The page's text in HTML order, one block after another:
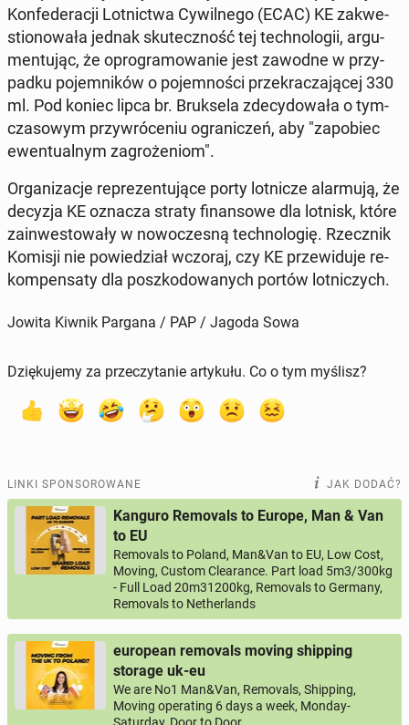
Kon­fe­de­ra­cji Lot­nic­twa Cy­wil­ne­go (ECAC) KE za­kwe­
stio­no­wa­ła jednak sku­tecz­ność tej tech­no­lo­gii, ar­gu­
men­tu­jąc, że opro­gra­mo­wa­nie jest zawodne w przy­
pad­ku po­jem­ni­ków o po­jem­no­ści prze­kra­cza­ją­cej 330
ml. Pod koniec lipca br. Bruk­se­la zde­cy­do­wa­ła o tym­
cza­so­wym przy­wró­ce­niu ogra­ni­czeń, aby "za­po­biec
ewen­tu­al­nym za­gro­że­niom".
Or­ga­ni­za­cje re­pre­zen­tu­ją­ce porty lot­ni­cze alar­mu­ją, że
decyzja KE oznacza straty fi­nan­so­we dla lotnisk, które
za­in­we­sto­wa­ły w no­wo­cze­sną tech­no­lo­gię. Rzecz­nik
Komisji nie po­wie­dział wczoraj, czy KE prze­wi­du­je re­
kom­pen­sa­ty dla po­szko­do­wa­nych portów lot­ni­czych.
Jowita Kiwnik Pargana / PAP / Jagoda Sowa
Dziękujemy za przeczytanie artykułu. Co o tym myślisz?
LINKI SPONSOROWANE JAK DODAĆ?
Kanguro Removals to Europe, Man & Van
to EU
Removals to Poland, Man&Van to EU, Low Cost,
Moving, Custom Clearance. Part load 5m3/300kg
- Full Load 20m31200kg, Removals to Germany,
Removals to Netherlands
european removals moving shipping
storage uk-eu
We are No1 Man&Van, Removals, Shipping,
Moving operating 6 days a week, Monday-